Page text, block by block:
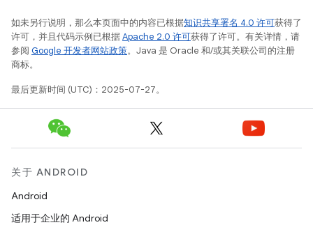
如未另行说明，那么本页面中的内容已根据知识共享署名 4.0 许可获得了
许可，并且代码示例已根据Apache 2.0 许可获得了许可。有关详情，请
参阅 Google 开发者网站政策。Java 是 Oracle 和/或其关联公司的注册
商标。
最后更新时间 (UTC)：2025-07-27。
关于 ANDROID
Android
适用于企业的 Android